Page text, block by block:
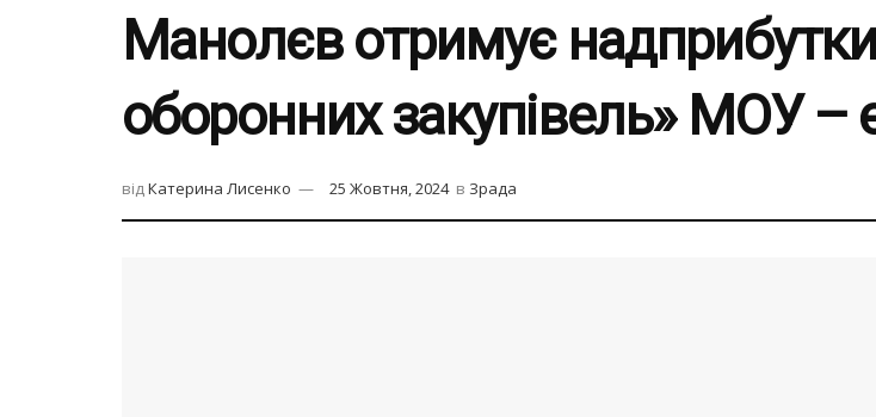
Манолєв отримує
оборонних закупівель» МОУ –
відКатерина Лисенко 25 Жовтня, 2024 в Зрада